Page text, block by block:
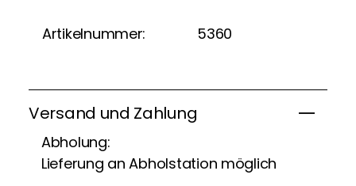
Artikelnummer: 5360
Versand und Zahlung
Abholung:
Lieferung an Abholstation möglich